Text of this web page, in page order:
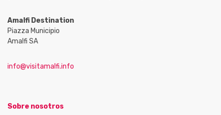
Amalfi Destination
Piazza Municipio
Amalfi SA
info@visitamalfi.info
Sobre nosotros